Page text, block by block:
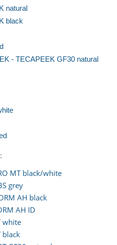
natural
black
- TECAPEEK GF30 natural
:
MT black/white
grey
AH black
AH ID
white
black